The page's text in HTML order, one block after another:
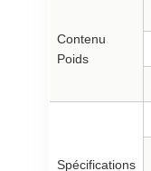
Contenu
Poids
Spécifications